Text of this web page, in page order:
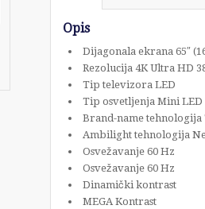
Opis
Dijagonala ekrana 65″
Rezolucija 4K Ultra HD
Tip televizora LED
Tip osvetljenja Mini LED
Brand-name tehnologija
Ambilight tehnologija
Osvežavanje 60 Hz
Osvežavanje 60 Hz
Dinamički kontrast
MEGA Kontrast